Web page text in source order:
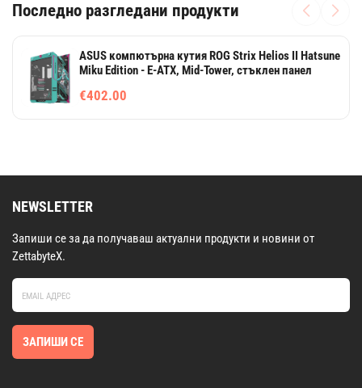
Последно разгледани продукти
ASUS компютърна кутия ROG Strix Helios II Hatsune
Miku Edition - E-ATX, Mid-Tower, стъклен панел
€402.00
NEWSLETTER
Запиши се за да получаваш актуални продукти и новини от
ZettabyteX.
ЗАПИШИ СЕ